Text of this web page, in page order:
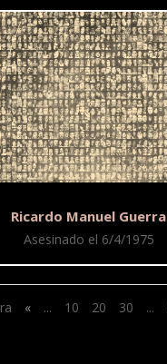
Ricardo Manuel Guerra
Asesinado el 6/4/1975
« ... 10 20 30 ...